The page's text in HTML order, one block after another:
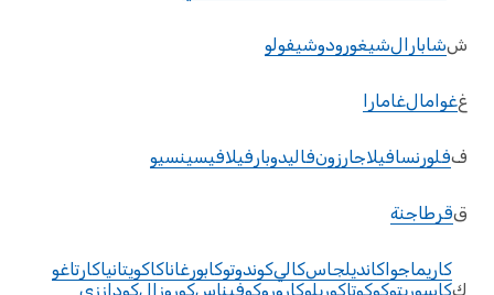
ششابارالشيغورودوشيفولو
غغوامالغامارا
ففلورنسافيلاجارزونفاليدوبار فيلافيسينسيو
ققرطاجنة
ك
كاريماجواكانديلجاسكاليكوندوتوكابورغاناكاكويتانياكارتاغو
كاسوريتوكوكوتاكوريلوكاروروكوفيناسكوروزالكوداززي